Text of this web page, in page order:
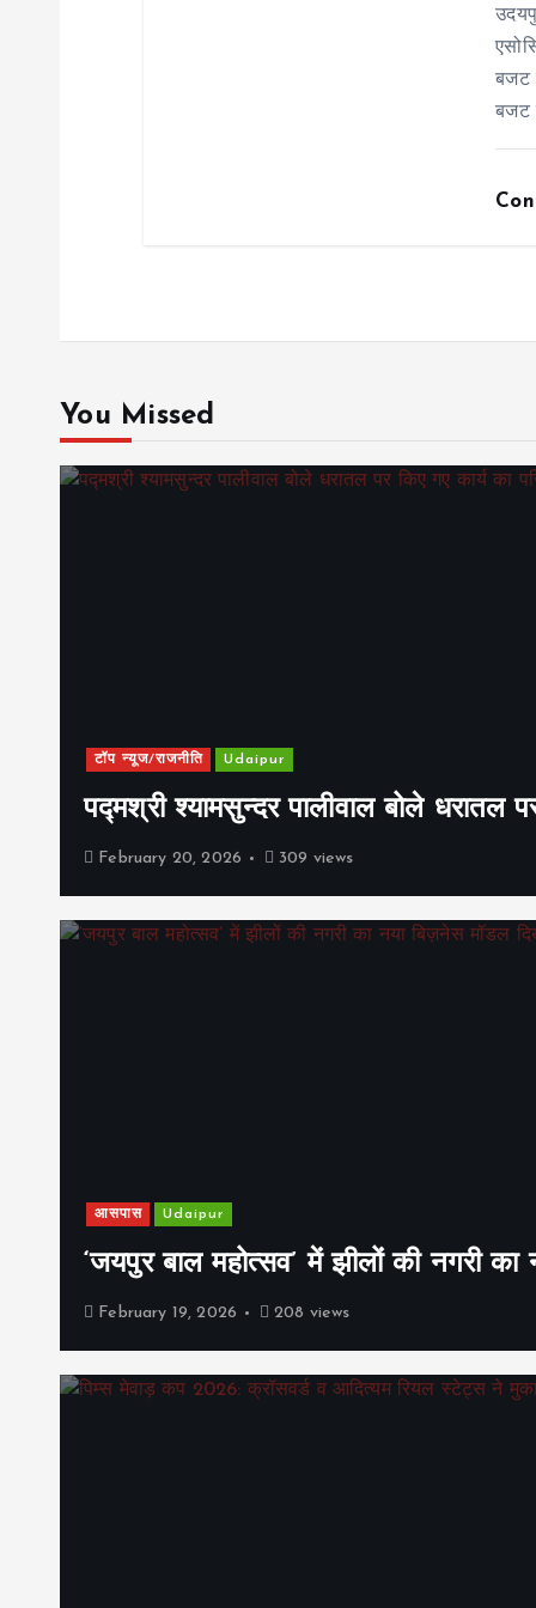
बजट
बजट
You Missed
टॉप न्यूज/राजनीति Udaipur
पद्मश्री श्यामसुन्दर पालीवाल बोले धरातल
February 20, 2026 309 views
आसपास Udaipur
‘जयपुर बाल महोत्सव’ में झीलों की नगरी
February 19, 2026 208 views